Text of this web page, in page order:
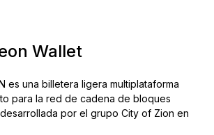
Wallet
es una billetera ligera multiplataforma
para la red de cadena de bloques
por el grupo City of Zion en